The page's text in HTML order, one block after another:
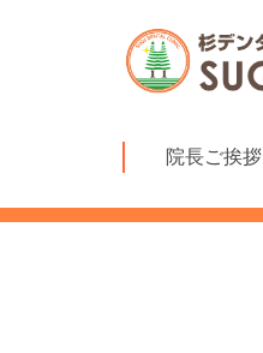
院長ご挨拶